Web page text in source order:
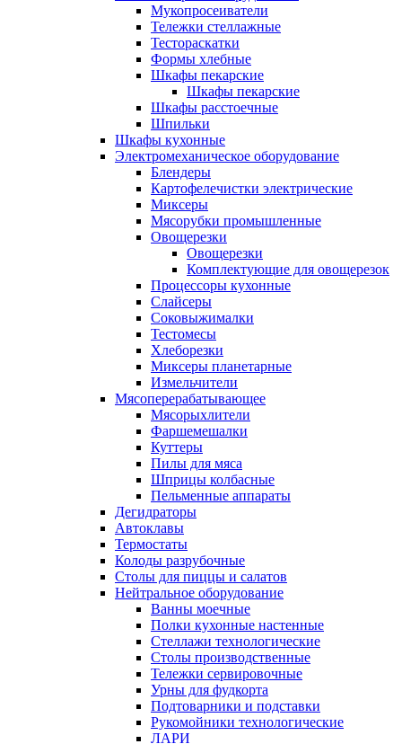
Мукопросеиватели
Тележки стеллажные
Тестораскатки
Формы хлебные
Шкафы пекарские
Шкафы пекарские
Шкафы расстоечные
Шпильки
Шкафы кухонные
Электромеханическое оборудование
Блендеры
Картофелечистки электрические
Миксеры
Мясорубки промышленные
Овощерезки
Овощерезки
Комплектующие для овощерезок
Процессоры кухонные
Слайсеры
Соковыжималки
Тестомесы
Хлеборезки
Миксеры планетарные
Измельчители
Мясоперерабатывающее
Мясорыхлители
Фаршемешалки
Куттеры
Пилы для мяса
Шприцы колбасные
Пельменные аппараты
Дегидраторы
Автоклавы
Термостаты
Колоды разрубочные
Столы для пиццы и салатов
Нейтральное оборудование
Ванны моечные
Полки кухонные настенные
Стеллажи технологические
Столы производственные
Тележки сервировочные
Урны для фудкорта
Подтоварники и подставки
Рукомойники технологические
ЛАРИ